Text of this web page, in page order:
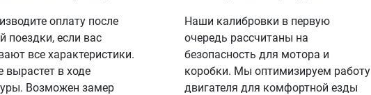
оплату после
поездки, если вас
все характеристики.
вырастет в ходе
Возможен замер
Наши калибровки в первую
очередь рассчитаны на
безопасность для мотора и
коробки. Мы оптимизируем работу
двигателя для комфортной езды